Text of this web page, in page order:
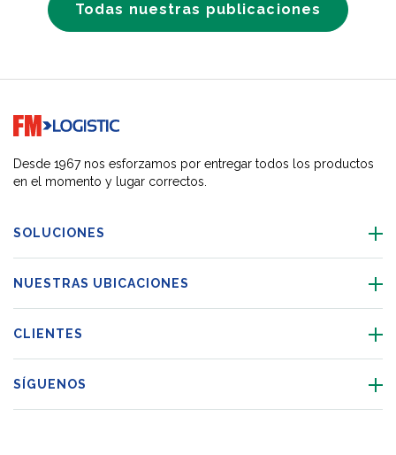
Todas nuestras publicaciones
Go to home page
Desde 1967 nos esforzamos por entregar todos los productos
en el momento y lugar correctos.
SOLUCIONES
NUESTRAS UBICACIONES
CLIENTES
SÍGUENOS